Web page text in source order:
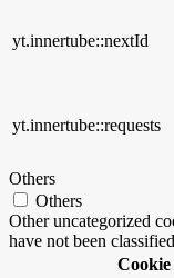
yt.innertube::nextId
yt.innertube::requests
Others
Others
Other uncategorized
have not been
Cookie